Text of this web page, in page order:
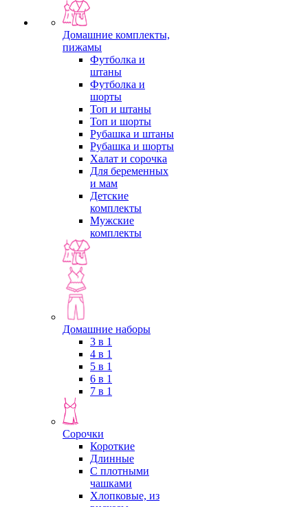
Домашние комплекты,
пижамы
Футболка и
штаны
Футболка и
шорты
Топ и штаны
Топ и шорты
Рубашка и штаны
Рубашка и шорты
Халат и сорочка
Для беременных
и мам
Детские
комплекты
Мужские
комплекты
Домашние наборы
3 в 1
4 в 1
5 в 1
6 в 1
7 в 1
Сорочки
Короткие
Длинные
С плотными
чашками
Хлопковые, из